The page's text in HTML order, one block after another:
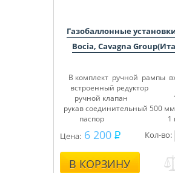
Газобаллонные
Bocia, Cavagna
В комплект ручной рампы
встроенный редуктор
ручной клапан 1
рукав соединительный 500
паспор 1
Цена: 6 200
В КОРЗИНУ
Кол-во: